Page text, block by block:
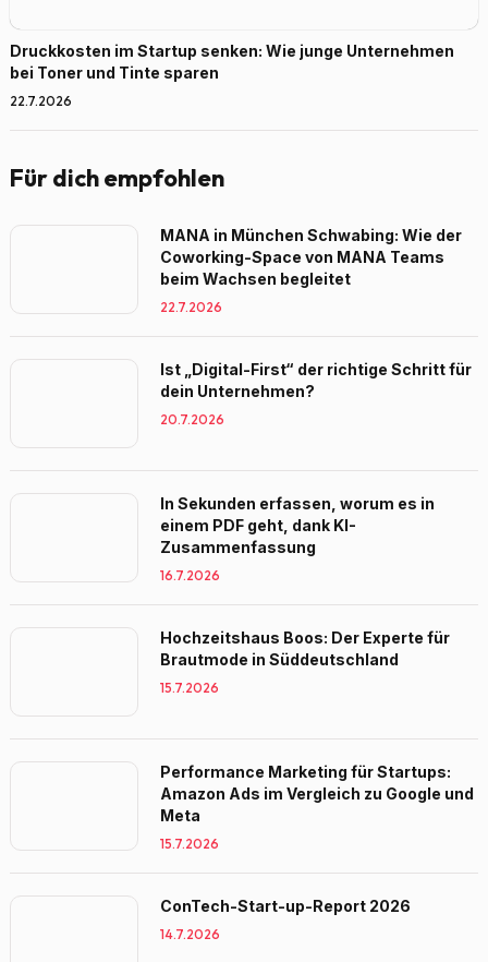
Druckkosten im Startup senken: Wie junge Unternehmen
bei Toner und Tinte sparen
22.7.2026
Für dich empfohlen
MANA in München Schwabing: Wie der
Coworking-Space von MANA Teams
beim Wachsen begleitet
22.7.2026
Ist „Digital-First“ der richtige Schritt für
dein Unternehmen?
20.7.2026
In Sekunden erfassen, worum es in
einem PDF geht, dank KI-
Zusammenfassung
16.7.2026
Hochzeitshaus Boos: Der Experte für
Brautmode in Süddeutschland
15.7.2026
Performance Marketing für Startups:
Amazon Ads im Vergleich zu Google und
Meta
15.7.2026
ConTech-Start-up-Report 2026
14.7.2026